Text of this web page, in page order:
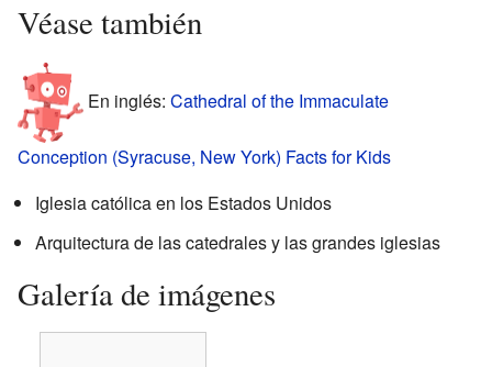
Véase también
En inglés: Cathedral of the Immaculate
Conception (Syracuse, New York) Facts for Kids
Iglesia católica en los Estados Unidos
Arquitectura de las catedrales y las grandes iglesias
Galería de imágenes